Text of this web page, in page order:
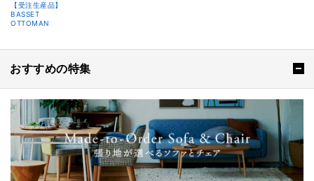
【受注生産品】
BASSET
OTTOMAN
おすすめの特集